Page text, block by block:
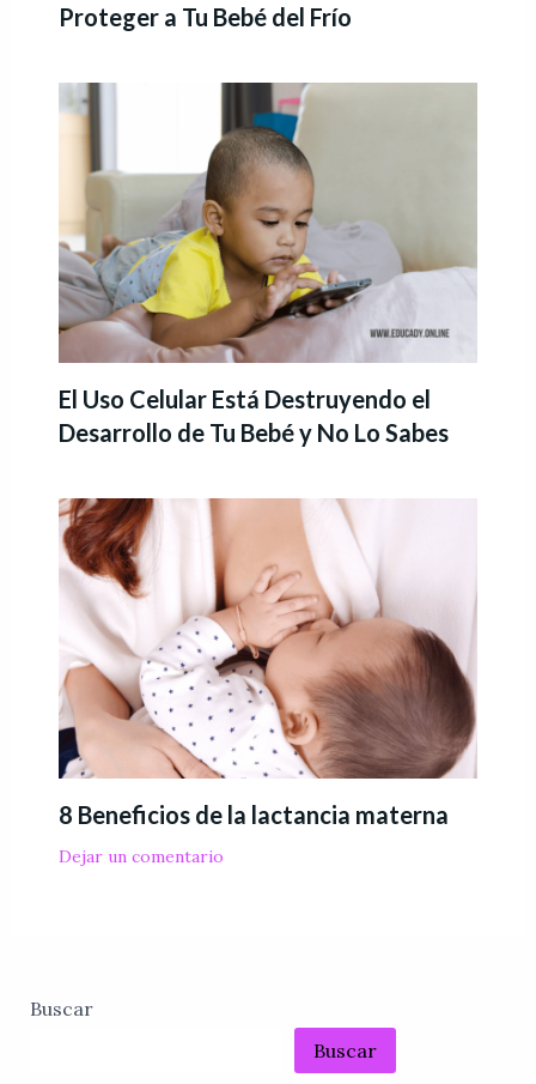
Proteger a Tu Bebé del Frío
El Uso Celular Está Destruyendo el
Desarrollo de Tu Bebé y No Lo Sabes
8 Beneficios de la lactancia materna
Dejar un comentario
Buscar
Buscar